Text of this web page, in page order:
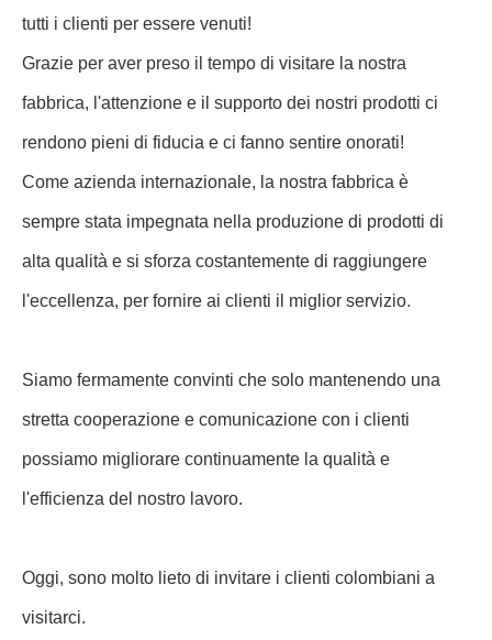
tutti i clienti per essere venuti!
Grazie per aver preso il tempo di visitare la nostra
fabbrica, l'attenzione e il supporto dei nostri prodotti ci
rendono pieni di fiducia e ci fanno sentire onorati!
Come azienda internazionale, la nostra fabbrica è
sempre stata impegnata nella produzione di prodotti di
alta qualità e si sforza costantemente di raggiungere
l'eccellenza, per fornire ai clienti il miglior servizio.
Siamo fermamente convinti che solo mantenendo una
stretta cooperazione e comunicazione con i clienti
possiamo migliorare continuamente la qualità e
l'efficienza del nostro lavoro.
Oggi, sono molto lieto di invitare i clienti colombiani a
visitarci.